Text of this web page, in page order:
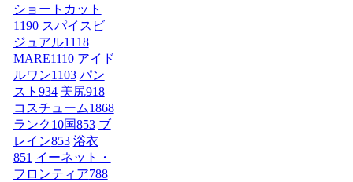
ショートカット
1190 スパイスビ
ジュアル1118
MARE1110 アイド
ルワン1103 パン
スト 934 美尻918
コスチューム1868
ランク10国853 ブ
レイン853 浴衣
851 イーネット・
フロンティア788